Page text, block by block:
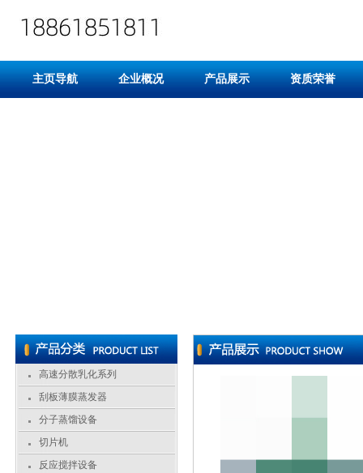
主页导航 企业概况 产品展示 资质荣誉
高速分散乳化系列
刮板薄膜蒸发器
分子蒸馏设备
切片机
反应搅拌设备